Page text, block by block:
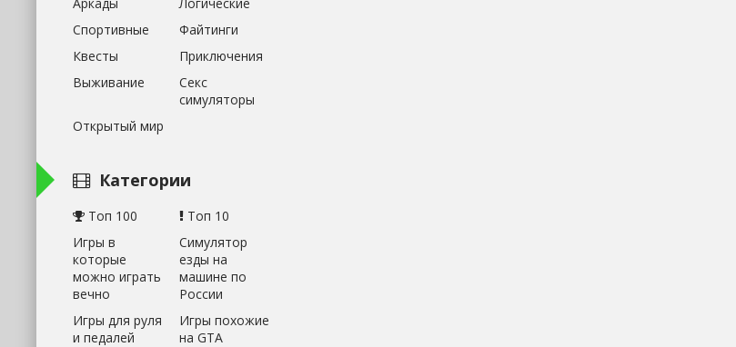
Спортивные
Файтинги
Квесты
Приключения
Выживание
Секс
симуляторы
Открытый мир
Категории
Топ 100
Топ 10
Игры в
которые
можно играть
вечно
Симулятор
езды на
машине по
России
Игры для руля
и педалей
Игры похожие
на GTA